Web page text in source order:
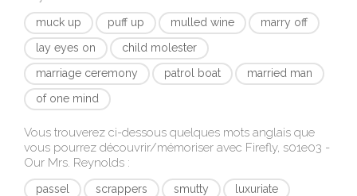
muck up puff up mulled wine
marry off
lay eyes on
child molester
marriage ceremony
patrol boat
married man
of one mind
Vous trouverez ci-dessous quelques mots anglais que
vous pourrez découvrir/mémoriser avec Firefly, s01e03 -
Our Mrs. Reynolds :
passel scrappers smutty
luxuriate